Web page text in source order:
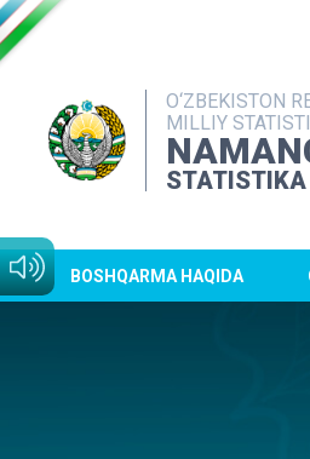
O‘ZBEKISTON
MILLIY
BOSHQARMA HAQIDA